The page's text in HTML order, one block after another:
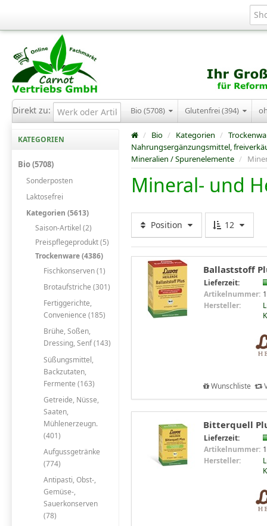
Direkt zu: Bio (5708) Glutenfrei (394)
KATEGORIEN
Bio (5708)
Sonderposten
Laktosefrei
Kategorien (5613)
Saison-Artikel (2)
Preispflegeprodukt (5)
Trockenware (4386)
Fischkonserven (1)
Brotaufstriche (301)
Fertiggerichte,
Convenience (185)
Brühe, Soßen,
Dressing, Senf (143)
Süßungsmittel,
Backzutaten,
Fermente (163)
Getreide, Nüsse,
Saaten,
Mühlenerzeugn.
(401)
Aufgussgetränke
(774)
Antipasti, Obst-,
Gemüse-,
Sauerkonserven
(78)
/ Bio / Kategorien /
Nahrungsergänzungsmittel,
Mineralien / Spurenelemente /
Mineral- und
Position 12
Ballaststoff
Lieferzeit:
Artikelnummer:
Hersteller:
Wunschliste
Bitterquell
Lieferzeit:
Artikelnummer:
Hersteller: